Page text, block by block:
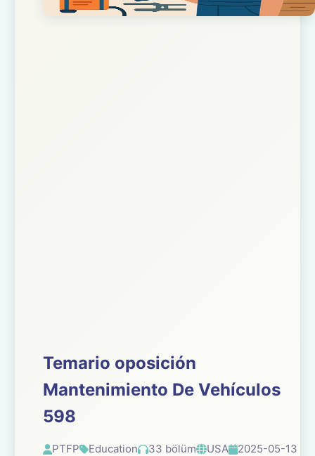
Temario oposición
Mantenimiento De Vehículos
598
PTFP Education 33 bölüm USA
2025-05-13